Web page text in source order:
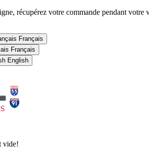
récupérez votre commande pendant votre
Français
Français
English
vide!